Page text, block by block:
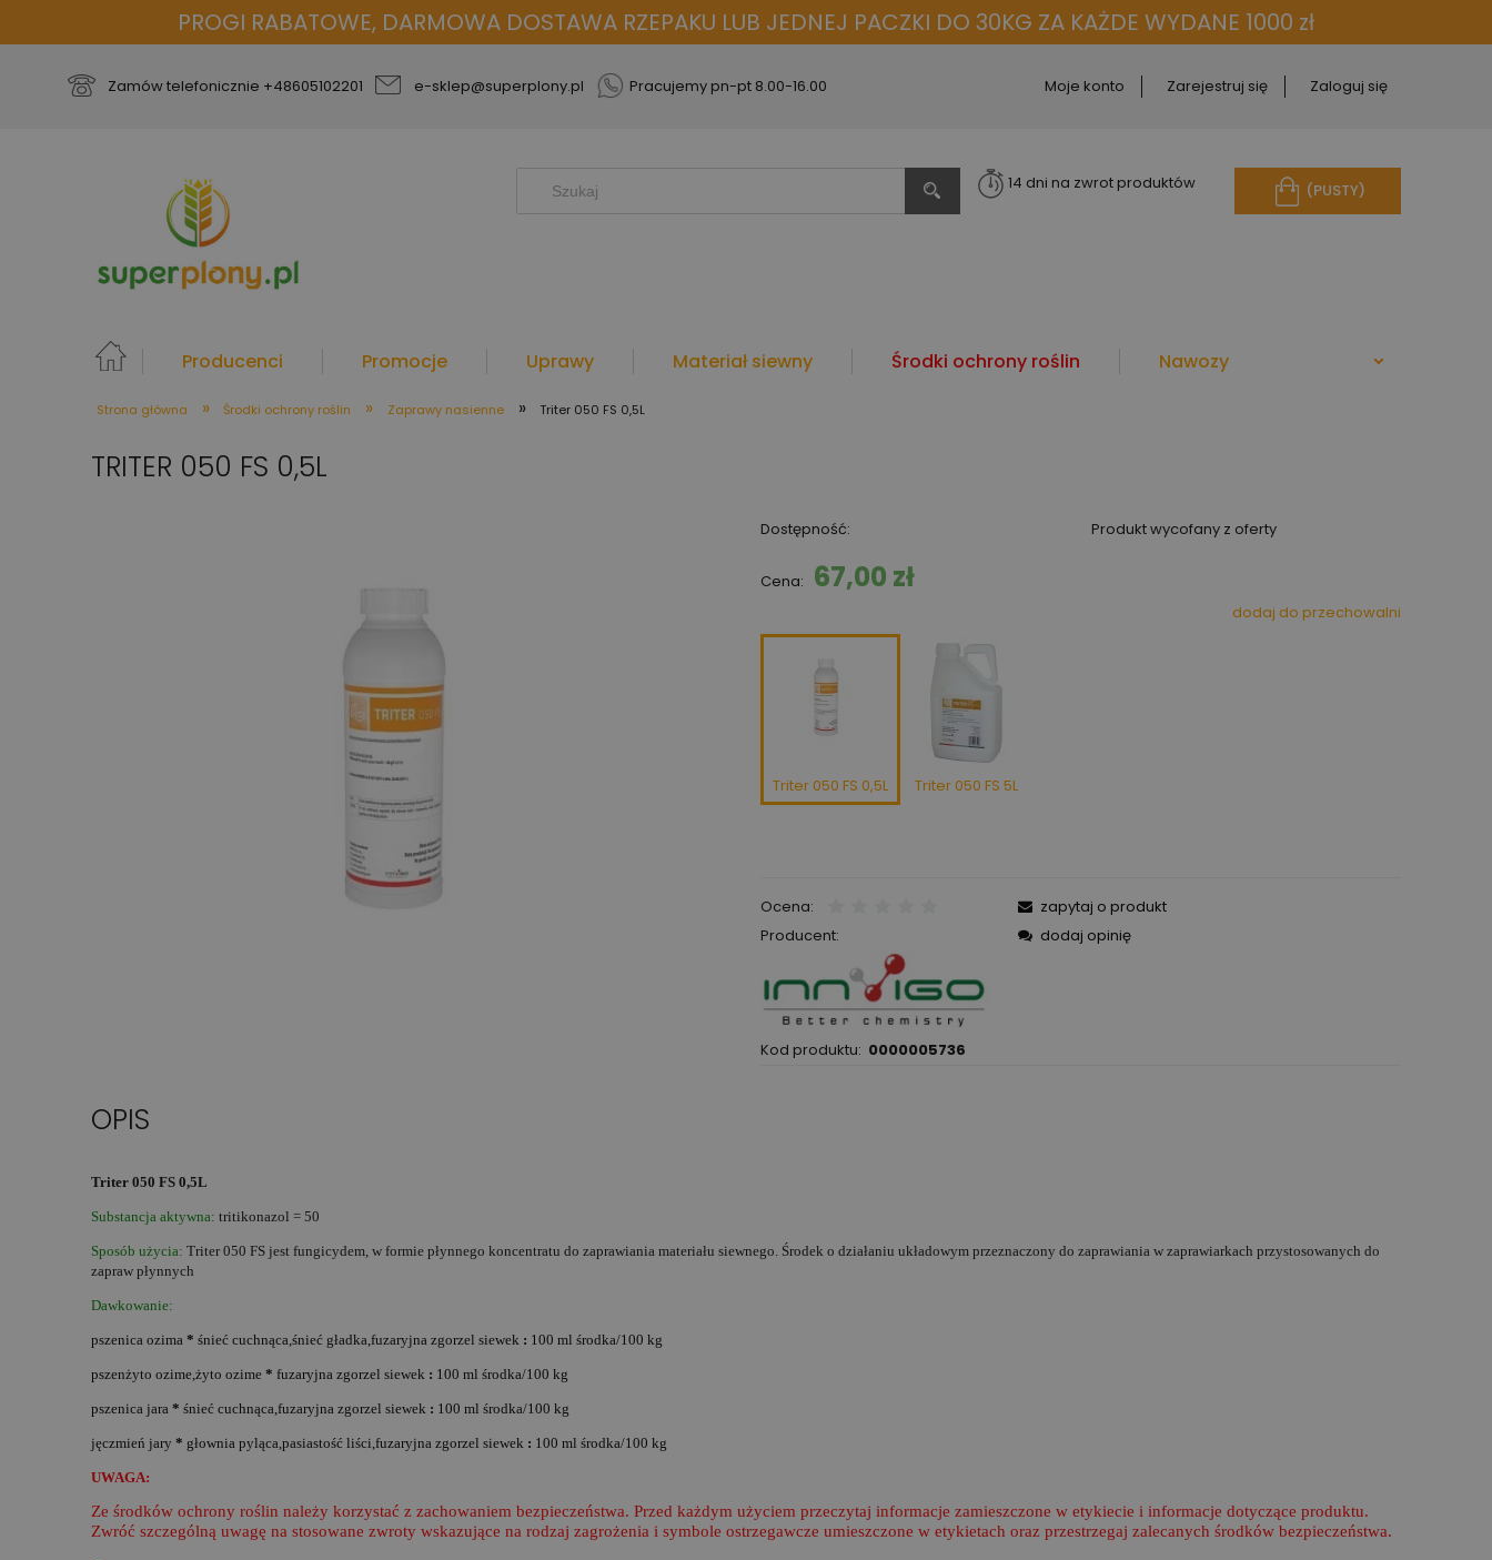
PROGI RABATOWE, DARMOWA DOSTAWA RZEPAKU LUB JEDNEJ PACZKI DO 30KG ZA KAŻDE WYDANE 1000 zł
Zamów telefonicznie +48605102201 e-sklep@superplony.pl Pracujemy pn-pt 8.00-16.00 Moje konto Zarejestruj się Zaloguj się
(PUSTY)
14 dni na zwrot produktów
Producenci Promocje Uprawy Materiał siewny Środki ochrony roślin Nawozy
więcej
Strona główna » Środki ochrony roślin » Zaprawy nasienne » Triter 050 FS 0,5L
TRITER 050 FS 0,5L
Dostępność: Produkt wycofany z oferty
Cena: 67,00 zł
Triter 050 FS 0,5L Triter 050 FS 5L
dodaj do przechowalni
Ocena:
Producent:
Kod produktu: 0000005736
zapytaj o produkt
dodaj opinię
OPIS
Triter 050 FS 0,5L
Substancja aktywna: tritikonazol = 50
Sposób użycia: Triter 050 FS jest fungicydem, w formie płynnego koncentratu do zaprawiania materiału siewnego. Środek o działaniu układowym przeznaczony do zaprawiania w zaprawiarkach przystosowanych do
zapraw płynnych
Dawkowanie:
pszenica ozima * śnieć cuchnąca,śnieć gładka,fuzaryjna zgorzel siewek : 100 ml środka/100 kg
pszenżyto ozime,żyto ozime * fuzaryjna zgorzel siewek : 100 ml środka/100 kg
pszenica jara * śnieć cuchnąca,fuzaryjna zgorzel siewek : 100 ml środka/100 kg
jęczmień jary * głownia pyląca,pasiastość liści,fuzaryjna zgorzel siewek : 100 ml środka/100 kg
UWAGA:
Ze środków ochrony roślin należy korzystać z zachowaniem bezpieczeństwa. Przed każdym użyciem przeczytaj informacje zamieszczone w etykiecie i informacje dotyczące produktu.
Zwróć szczególną uwagę na stosowane zwroty wskazujące na rodzaj zagrożenia i symbole ostrzegawcze umieszczone w etykietach oraz przestrzegaj zalecanych środków bezpieczeństwa.